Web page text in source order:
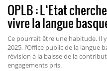
OPLB : L‘Etat
vivre la langue
Ce pourrait être une habitude. Il
2025, l‘Office public de la langue
révision à la baisse de la
engagements pris.